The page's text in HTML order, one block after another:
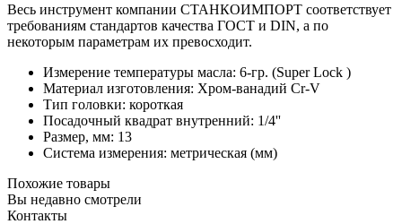
Весь инструмент компании СТАНКОИМПОРТ соответствует
требованиям стандартов качества ГОСТ и DIN, а по
некоторым параметрам их превосходит.
Измерение температуры масла: 6-гр. (Super Lock )
Материал изготовления: Хром-ванадий Cr-V
Тип головки: короткая
Посадочный квадрат внутренний: 1/4''
Размер, мм: 13
Система измерения: метрическая (мм)
Похожие товары
Вы недавно смотрели
Контакты